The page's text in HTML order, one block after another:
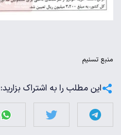
منبعتسنیم
این مطلب را به اشتراک بزارید: